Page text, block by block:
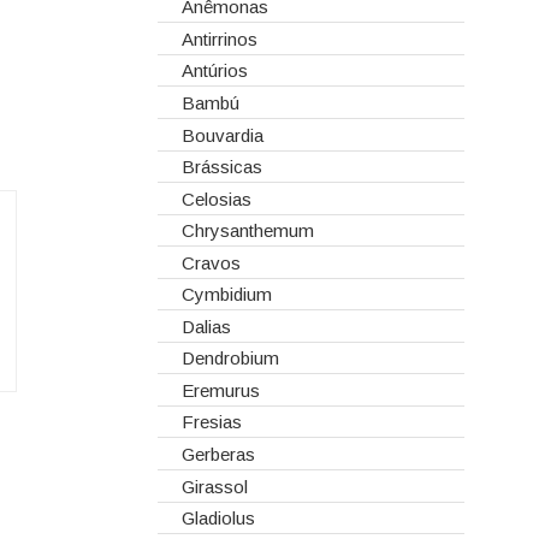
Corantes
Embalagens
Esponjas
Estruturas
Fitas
Gaiolas
Lanternas
Madeiras
Spray
Tabuleiros/Bases
Telas/Tecidos
Vidros
Dia dos Namorados
Natal
Anêmonas
Antirrinos
Antúrios
Bambú
Bouvardia
Brássicas
Celosias
Chrysanthemum
Cravos
Cymbidium
Dalias
Dendrobium
Eremurus
Fresias
Gerberas
Girassol
Gladiolus